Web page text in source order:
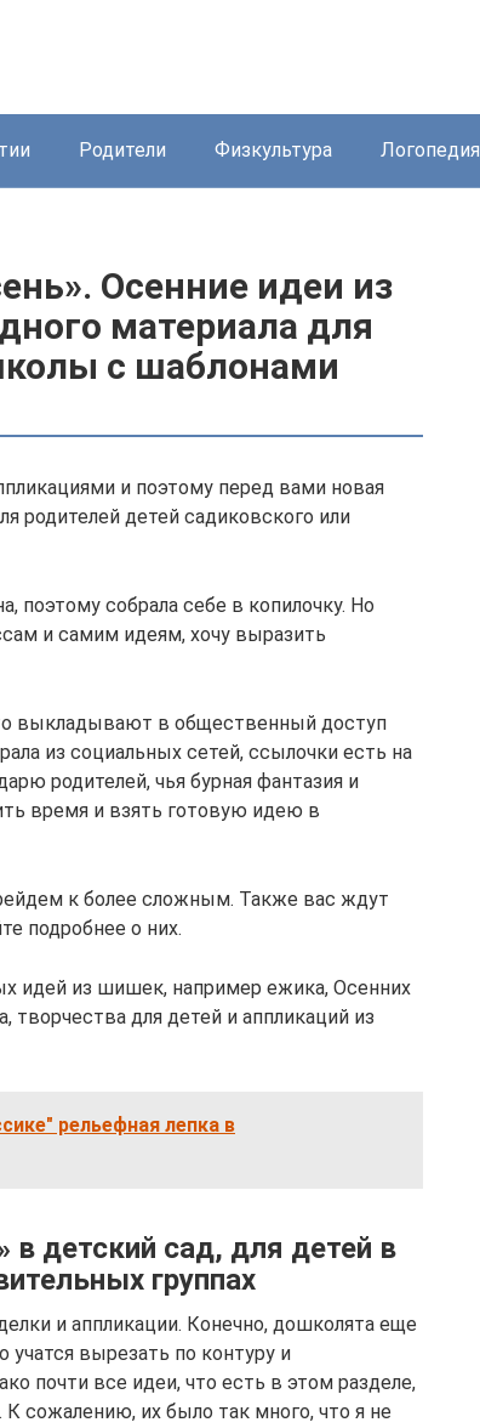
Родители Физкультура Логопедия
Осенние идеи из
материала для
с шаблонами
и поэтому перед вами новая
родителей детей садиковского или
поэтому собрала себе в копилочку. Но
и самим идеям, хочу выразить
выкладывают в общественный доступ
из социальных сетей, ссылочки есть на
родителей, чья бурная фантазия и
время и взять готовую идею в
к более сложным. Также вас ждут
подробнее о них.
идей из шишек, например ежика, Осенних
творчества для детей и аппликаций из
рельефная лепка в
в детский сад, для детей в
группах
и аппликации. Конечно, дошколята еще
вырезать по контуру и
почти все идеи, что есть в этом разделе,
сожалению, их было так много, что я не